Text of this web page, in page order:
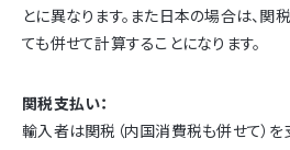
とに異なります。また日本の場合は、
ても併せて計算することになります。
関税支払い：
輸入者は関税（内国消費税も併せて）